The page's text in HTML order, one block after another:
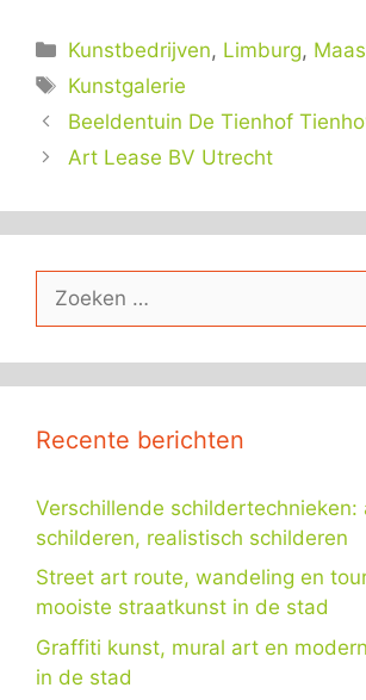
Categorieën
Kunstbedrijven, Limburg,
Tags
Kunstgalerie
Beeldentuin De Tienhof
Art Lease BV Utrecht
naar:
Recente berichten
Verschillende schildertechnieken:
schilderen, realistisch schilderen
Street art route, wandeling en
mooiste straatkunst in de stad
Graffiti kunst, mural art en
in de stad